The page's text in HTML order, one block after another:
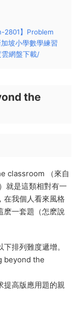
】Problem
坡小學數學練習
雲網盤下載/
the
classroom （來自
就是這類相對有一
在我個人看來風格
麽一套題（怎麽說
排列難度遞增。
beyond the
提高版應用題的親